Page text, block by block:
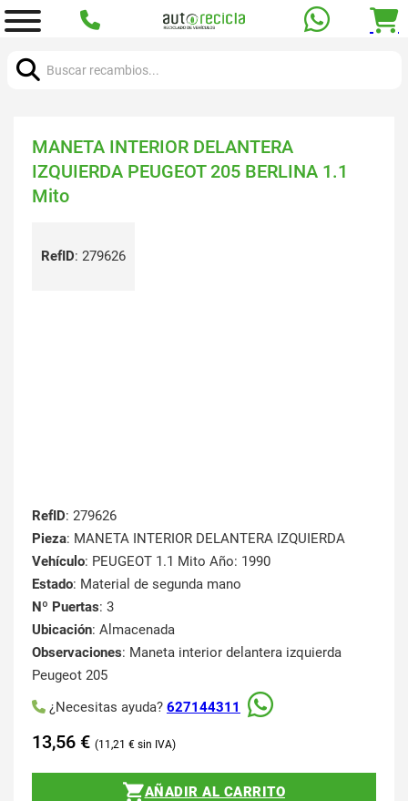
MANETA INTERIOR DELANTERA
IZQUIERDA PEUGEOT 205 BERLINA 1.1
Mito
RefID: 279626
RefID: 279626
Pieza: MANETA INTERIOR DELANTERA IZQUIERDA
Vehículo: PEUGEOT 1.1 Mito Año: 1990
Estado: Material de segunda mano
Nº Puertas: 3
Ubicación: Almacenada
Observaciones: Maneta interior delantera izquierda
Peugeot 205
¿Necesitas ayuda? 627144311
13,56 € 11,21 €
AÑADIR AL CARRITO